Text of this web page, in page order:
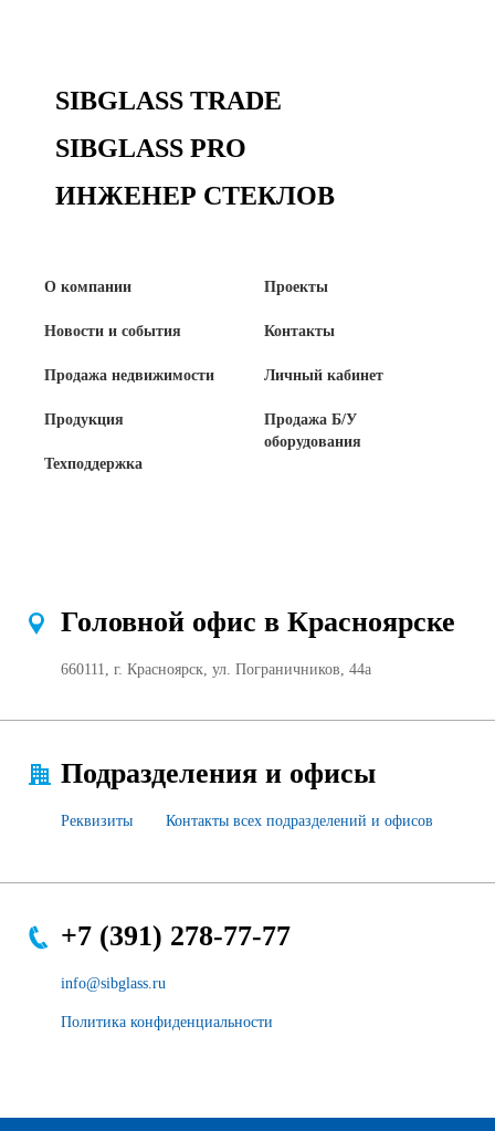
SIBGLASS TRADE
SIBGLASS PRO
ИНЖЕНЕР СТЕКЛОВ
О компании
Новости и события
Продажа недвижимости
Продукция
Техподдержка
Проекты
Контакты
Личный кабинет
Продажа Б/У
оборудования
Головной офис в Красноярске
660111, г. Красноярск, ул. Пограничников, 44а
Подразделения и офисы
Реквизиты Контакты всех подразделений и офисов
+7 (391) 278-77-77
info@sibglass.ru
Политика конфиденциальности